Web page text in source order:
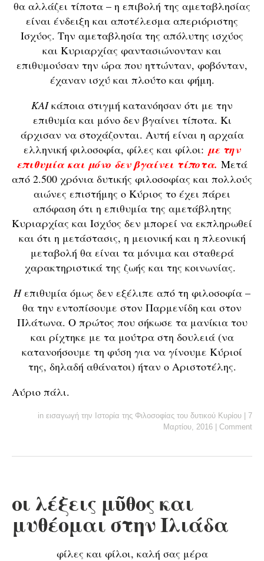
θα αλλάζει τίποτα – η επιβολή της αμεταβλησίας
είναι ένδειξη και αποτέλεσμα απεριόριστης
Ισχύος. Την αμεταβλησία της απόλυτης ισχύος
και Κυριαρχίας φαντασιώνονταν και
επιθυμούσαν την ώρα που ηττώνταν, φοβόνταν,
έχαναν ισχύ και πλούτο και φήμη.
ΚΑΙκάποια στιγμή κατανόησαν ότι με την
επιθυμία και μόνο δεν βγαίνει τίποτα. Κι
άρχισαν να στοχάζονται. Αυτή είναι η αρχαία
ελληνική φιλοσοφία, φίλες και φίλοι: με την
επιθυμία και μόνο δεν βγαίνει τίποτα. Μετά
από 2.500 χρόνια δυτικής φιλοσοφίας και πολλούς
αιώνες επιστήμης ο Κύριος το έχει πάρει
απόφαση ότι η επιθυμία της αμετάβλητης
Κυριαρχίας και Ισχύος δεν μπορεί να εκπληρωθεί
και ότι η μετάστασις, η μειονική και η πλεονική
μεταβολή θα είναι τα μόνιμα και σταθερά
χαρακτηριστικά της ζωής και της κοινωνίας.
Ηεπιθυμία όμως δεν εξέλιπε από τη φιλοσοφία –
θα την εντοπίσουμε στον Παρμενίδη και στον
Πλάτωνα. Ο πρώτος που σήκωσε τα μανίκια του
και ρίχτηκε με τα μούτρα στη δουλειά (να
κατανοήσουμε τη φύση για να γίνουμε Κύριοί
της, δηλαδή αθάνατοι) ήταν ο Αριστοτέλης.
Αύριο πάλι.
in εισαγωγή την Ιστορία της Φιλοσοφίας του δυτικού Κυρίου
7
Μαρτίου, 2016
Comment
οι λέξεις μῦθος και
μυθέομαι στην Ιλιάδα
φίλες και φίλοι, καλή σας μέρα